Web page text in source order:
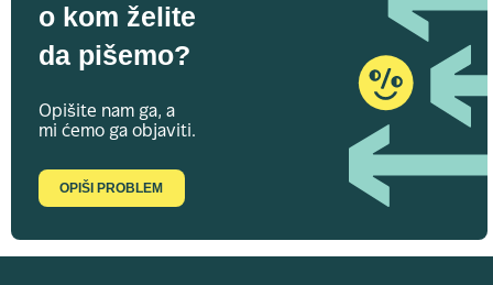
o kom želite
da pišemo?
Opišite nam ga, a
mi ćemo ga objaviti.
OPIŠI PROBLEM